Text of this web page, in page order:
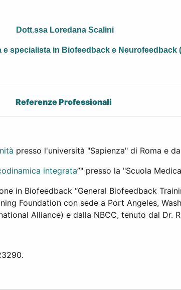
Dott.ssa Loredana Scalini
specialista in Biofeedback e Neurofeedback
Referenze Professionali
presso l'università "Sapienza" di Roma e
integrata”" presso la "Scuola
in Biofeedback “General Biofeedback
Foundation con sede a Port Angeles,
Alliance) e dalla NBCC, tenuto dal Dr.